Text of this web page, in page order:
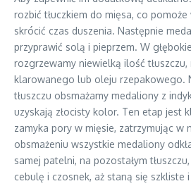
rozbić tłuczkiem do mięsa, co
skrócić czas duszenia. Następnie
przyprawić solą i pieprzem. W
rozgrzewamy niewielką ilość tłuszczu,
klarowanego lub oleju rzepakowego.
tłuszczu obsmażamy medaliony z
uzyskają złocisty kolor. Ten etap jest
zamyka pory w mięsie, zatrzymując w
obsmażeniu wszystkie medaliony
samej patelni, na pozostałym
cebulę i czosnek, aż staną się szkliste